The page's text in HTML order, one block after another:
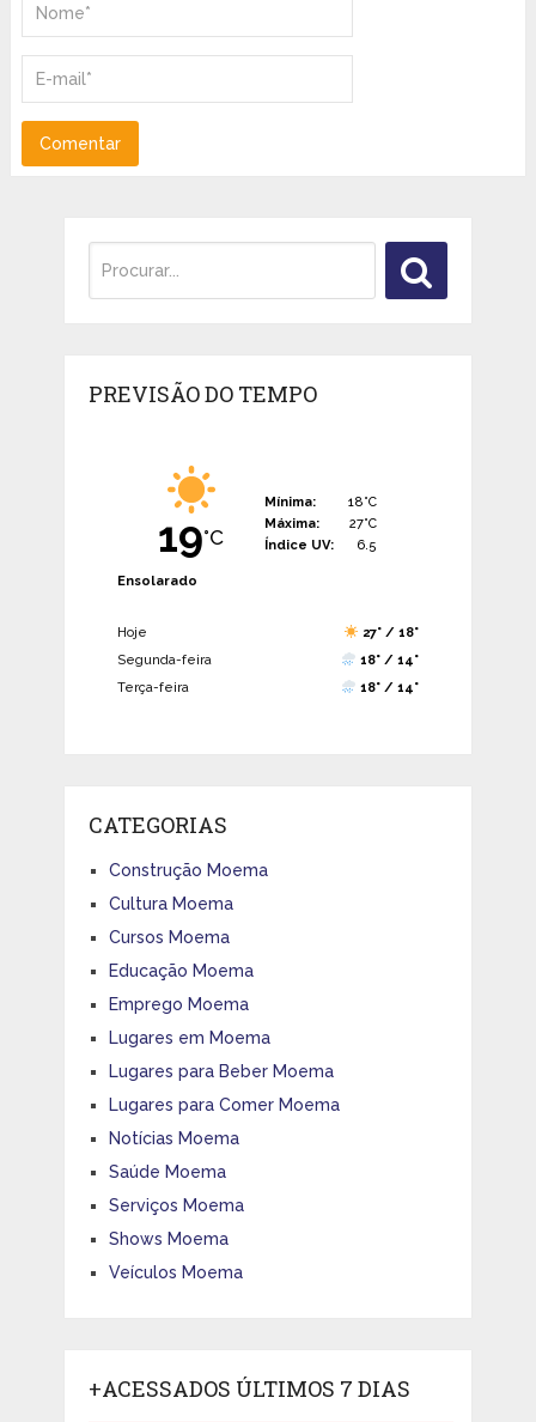
PREVISÃO DO TEMPO
19°C
Mínima:
18°C
Máxima:
27°C
Índice UV:
6.5
Ensolarado
Hoje
27° / 18°
Segunda-feira
18° / 14°
Terça-feira
18° / 14°
CATEGORIAS
Construção Moema
Cultura Moema
Cursos Moema
Educação Moema
Emprego Moema
Lugares em Moema
Lugares para Beber Moema
Lugares para Comer Moema
Notícias Moema
Saúde Moema
Serviços Moema
Shows Moema
Veículos Moema
+ACESSADOS ÚLTIMOS 7 DIAS